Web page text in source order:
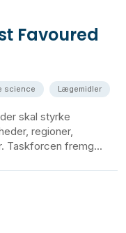
Favoured
science Lægemidler
skal styrke
regioner,
Taskforcen fremg...